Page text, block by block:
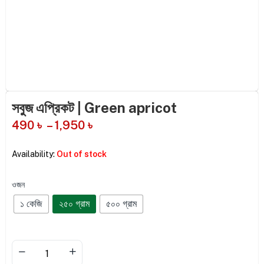
সবুজ এপ্রিকট | Green apricot
490 ৳ – 1,950 ৳
Availability: Out of stock
ওজন
১ কেজি ২৫০ গ্রাম ৫০০ গ্রাম